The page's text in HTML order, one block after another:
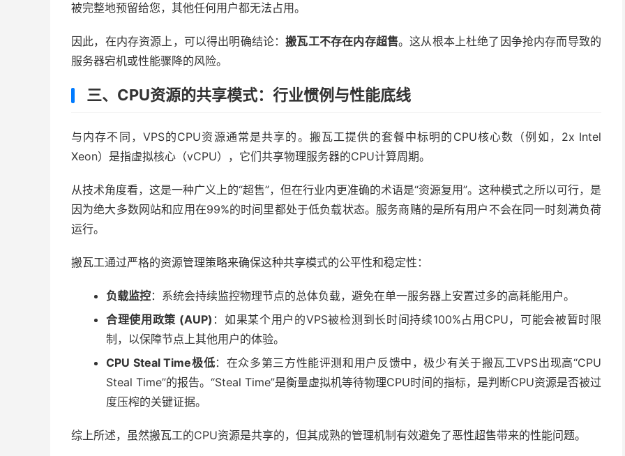
被完整地预留给您，其他任何用户都无法占用。
因此，在内存资源上，可以得出明确结论：搬瓦工不存在内存超售。这从根本上杜绝了因争抢内存而导致的
服务器宕机或性能骤降的风险。
三、CPU资源的共享模式：行业惯例与性能底线
与内存不同，VPS的CPU资源通常是共享的。搬瓦工提供的套餐中标明的CPU核心数（例如，2x Intel
Xeon）是指虚拟核心（vCPU），它们共享物理服务器的CPU计算周期。
从技术角度看，这是一种广义上的“超售”，但在行业内更准确的术语是“资源复用”。这种模式之所以可行，是
因为绝大多数网站和应用在99%的时间里都处于低负载状态。服务商赌的是所有用户不会在同一时刻满负荷
运行。
搬瓦工通过严格的资源管理策略来确保这种共享模式的公平性和稳定性：
负载监控：系统会持续监控物理节点的总体负载，避免在单一服务器上安置过多的高耗能用户。
合理使用政策 (AUP) ：如果某个用户的VPS被检测到长时间持续100%占用CPU，可能会被暂时限
制，以保障节点上其他用户的体验。
CPU Steal Time极低：在众多第三方性能评测和用户反馈中，极少有关于搬瓦工VPS出现高“CPU
Steal Time”的报告。“Steal Time”是衡量虚拟机等待物理CPU时间的指标，是判断CPU资源是否被过
度压榨的关键证据。
综上所述，虽然搬瓦工的CPU资源是共享的，但其成熟的管理机制有效避免了恶性超售带来的性能问题。